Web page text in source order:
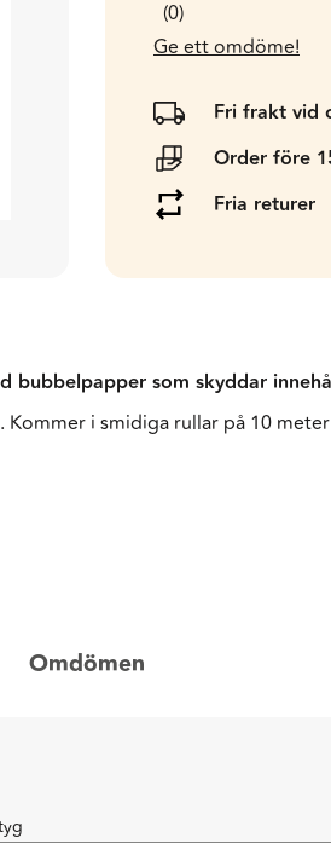
0
Ge ett omdöme!
Fri frakt vid
Order före
Fria returer
bubbelpapper som skyddar
i smidiga rullar på 10
Omdömen